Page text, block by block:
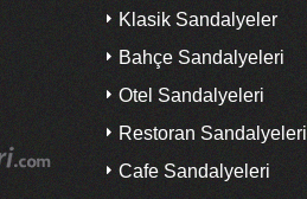
Klasik Sandalyeler
Bahçe Sandalyeleri
Otel Sandalyeleri
Restoran Sandalyeleri
Cafe Sandalyeleri